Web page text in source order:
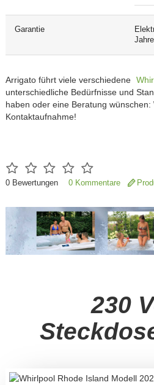
Garantie
Arrigato führt viele verschiedene
unterschiedliche Bedürfnisse und
haben oder eine Beratung
Kontaktaufnahme!
0Bewertungen 0 Kommentare
230